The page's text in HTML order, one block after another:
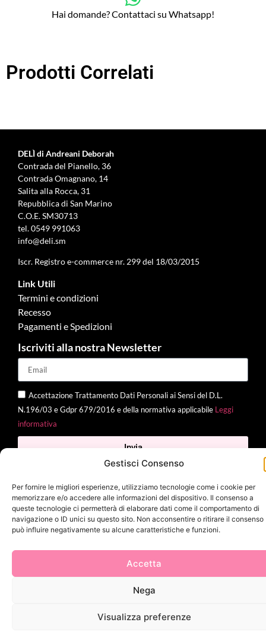
Gestisci Consenso
Per fornire le migliori esperienze, utilizziamo tecnologie come i cookie per
memorizzare e/o accedere alle informazioni del dispositivo. Il consenso a
queste tecnologie ci permetterà di elaborare dati come il comportamento di
navigazione o ID unici su questo sito. Non acconsentire o ritirare il consenso
può influire negativamente su alcune caratteristiche e funzioni.
Accetta
Nega
Visualizza preferenze
Hai domande? Contattaci su Whatsapp!
Prodotti Correlati
DELÌ di Andreani Deborah
Contrada del Pianello, 36
Contrada Omagnano, 14
Salita alla Rocca, 31
Repubblica di San Marino
C.O.E. SM30713
tel.0549 991063
info@deli.sm
Iscr. Registro e-commerce nr. 299 del 18/03/2015
Link Utili
Termini e condizioni
Recesso
Pagamenti e Spedizioni
Iscriviti alla nostra Newsletter
Accettazione Trattamento Dati Personali ai Sensi del D.L.
N.196/03 e Gdpr 679/2016 e della normativa applicabile Leggi
informativa
Invia
2025 Delì |Privacy Policy|Cookie Policy| Made with byJenny
Mina